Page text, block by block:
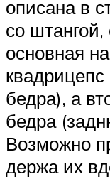
описана в
со
основная
бедра), а
бедра
Возможно
держа их